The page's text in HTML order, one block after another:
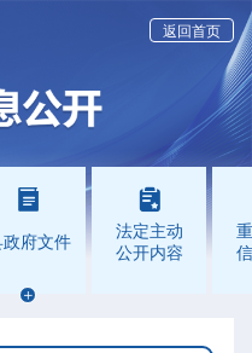
返回首页

政府文件


法定主动
公开内容